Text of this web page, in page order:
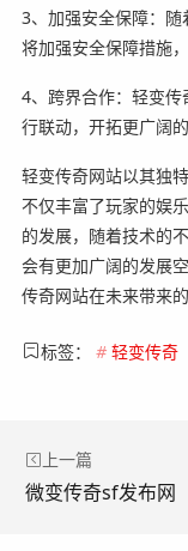
3、加强安全保障：
将加强安全保障措施
4、跨界合作：轻变
行联动，开拓更广阔的
轻变传奇网站以其独
不仅丰富了玩家的娱
的发展，随着技术的
会有更加广阔的发展
传奇网站在未来带来
标签： # 轻变传奇
上一篇
微变传奇sf发布网